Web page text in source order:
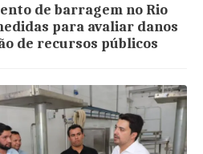
de barragem no Rio
para avaliar danos
de recursos públicos